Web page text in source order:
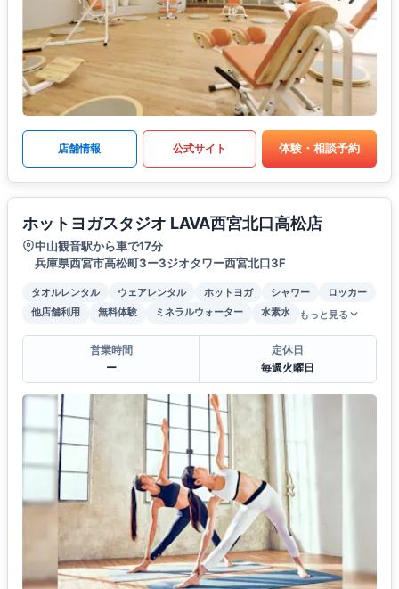
店舗情報 公式サイト 体験・相談予約
ホットヨガスタジオ LAVA西宮北口高松店
中山観音駅から車で17分
兵庫県西宮市高松町3ー3ジオタワー西宮北口3F
タオルレンタル ウェアレンタル ホットヨガ シャワー
ロッカー
他店舗利用
無料体験 ミネラルウォーター 水素水 もっと見る
営業時間
ー
定休日
毎週火曜日